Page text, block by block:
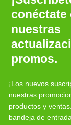
conéctate
nuestras
promos.
¡Los nuevos
nuestras
productos y
bandeja de